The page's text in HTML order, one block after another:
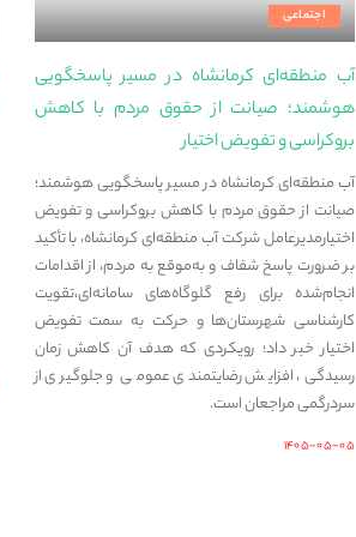
اجتماعی
آب منطقه‌ای کرمانشاه در مسیر پاسخگویی
هوشمند؛ صیانت از حقوق مردم با کاهش
بروکراسی و تفویض اختیار
آب منطقه‌ای کرمانشاه در مسیر پاسخگویی هوشمند؛
صیانت از حقوق مردم با کاهش بروکراسی و تفویض
اختیارمدیرعامل شرکت آب منطقه‌ای کرمانشاه، با تأکید
بر ضرورت پاسخ شفاف و به‌موقع به مردم، از اقدامات
انجام‌شده برای رفع گلوگاه‌های سامانه‌ای،تقویت
کارشناسی شهرستان‌ها و حرکت به سمت تفویض
اختیار خبر داد؛ رویکردی که هدف آن کاهش زمان
رسیدگی، افزایش رضایتمندی عمومی و جلوگیری از
سردرگمی مراجعان است.
۱۴۰۵-۰۵-۰۵